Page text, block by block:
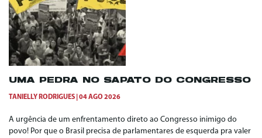
UMA PEDRA NO SAPATO DO CONGRESSO
TANIELLY RODRIGUES 04 AGO 2026
A urgência de um enfrentamento direto ao Congresso inimigo do
povo! Por que o Brasil precisa de parlamentares de esquerda pra valer